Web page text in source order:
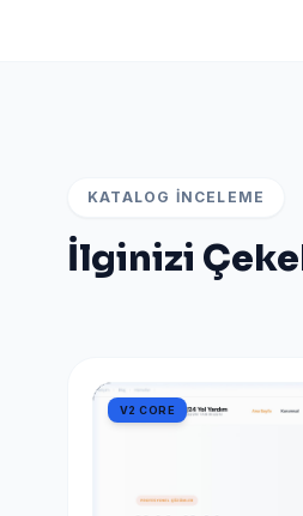
KATALOG İNCELEME
İlginizi
V2 CORE